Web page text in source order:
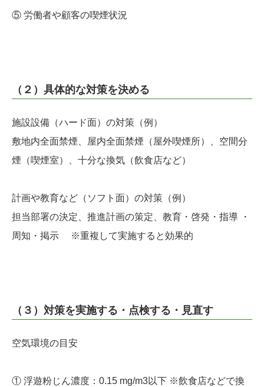
⑤ 労働者や顧客の喫煙状況
（２）具体的な対策を決める
施設設備（ハード面）の対策（例）
敷地内全面禁煙、屋内全面禁煙（屋外喫煙所）、空間分
煙（喫煙室）、十分な換気（飲食店など）
計画や教育など（ソフト面）の対策（例）
担当部署の決定、推進計画の策定、教育・啓発・指導 ・
周知・掲示 ※重複して実施すると効果的
（３）対策を実施する・点検する・見直す
空気環境の目安
① 浮遊粉じん濃度：0.15 mg/m3以下 ※飲食店などで換